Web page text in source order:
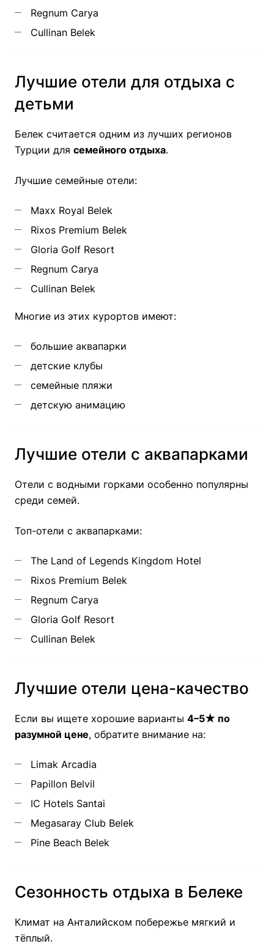
Regnum Carya
Cullinan Belek
Лучшие отели для отдыха с
детьми
Белек считается одним из лучших регионов
Турции для семейного отдыха.
Лучшие семейные отели:
Maxx Royal Belek
Rixos Premium Belek
Gloria Golf Resort
Regnum Carya
Cullinan Belek
Многие из этих курортов имеют:
большие аквапарки
детские клубы
семейные пляжи
детскую анимацию
Лучшие отели с аквапарками
Отели с водными горками особенно популярны
среди семей.
Топ-отели с аквапарками:
The Land of Legends Kingdom Hotel
Rixos Premium Belek
Regnum Carya
Gloria Golf Resort
Cullinan Belek
Лучшие отели цена-качество
Если вы ищете хорошие варианты 4–5★ по
разумной цене, обратите внимание на:
Limak Arcadia
Papillon Belvil
IC Hotels Santai
Megasaray Club Belek
Pine Beach Belek
Сезонность отдыха в Белеке
Климат на Анталийском побережье мягкий и
тёплый.